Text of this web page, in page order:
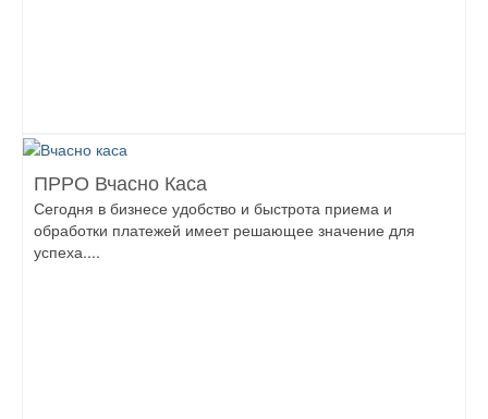
ПРРО Вчасно Каса
Сегодня в бизнесе удобство и быстрота приема и
обработки платежей имеет решающее значение для
успеха....